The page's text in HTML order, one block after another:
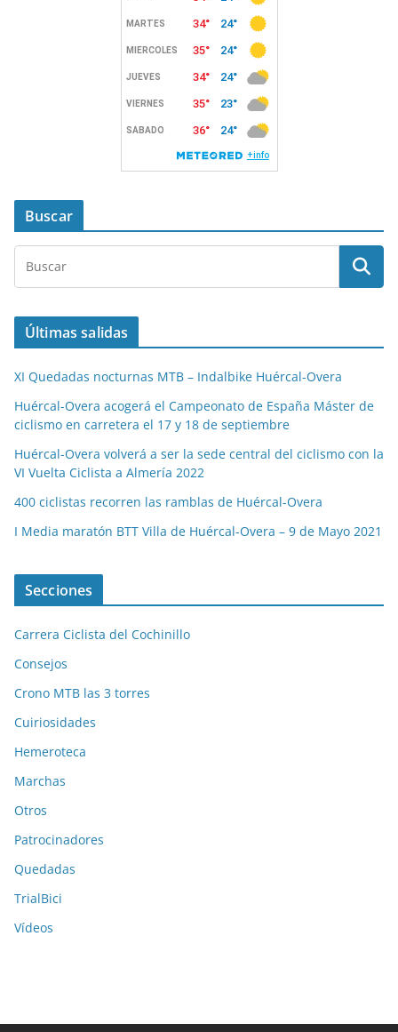
Buscar
Últimas salidas
XI Quedadas nocturnas MTB – Indalbike Huércal-Overa
Huércal-Overa acogerá el Campeonato de España Máster de
ciclismo en carretera el 17 y 18 de septiembre
Huércal-Overa volverá a ser la sede central del ciclismo con la
VI Vuelta Ciclista a Almería 2022
400 ciclistas recorren las ramblas de Huércal-Overa
I Media maratón BTT Villa de Huércal-Overa – 9 de Mayo 2021
Secciones
Carrera Ciclista del Cochinillo
Consejos
Crono MTB las 3 torres
Cuiriosidades
Hemeroteca
Marchas
Otros
Patrocinadores
Quedadas
TrialBici
Vídeos